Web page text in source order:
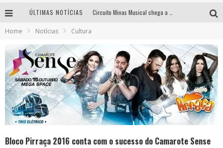
ÚLTIMAS NOTÍCIAS
No clima do Hexa: “Passinho do Brasil”, da DJ Danny Albuquerque, é a música que embala a torcida brasileira na Copa do Mundo 2026
Yan traz a turnê nacional do PagodYANdo para Belo Horizonte
Home Notícias Cultura
Bloco Pirraça 2016 conta com o sucesso do Camarote Sense